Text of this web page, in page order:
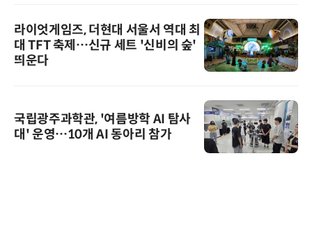
라이엇게임즈, 더현대 서울서 역대 최
대 TFT 축제…신규 세트 '신비의 숲'
띄운다
국립광주과학관, '여름방학 AI 탐사
대' 운영…10개 AI 동아리 참가